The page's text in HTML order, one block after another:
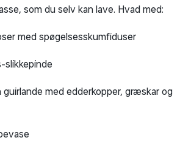
som du selv kan lave. Hvad med:
med spøgelsesskumfiduser
slikkepinde
guirlande med edderkopper, græskar og